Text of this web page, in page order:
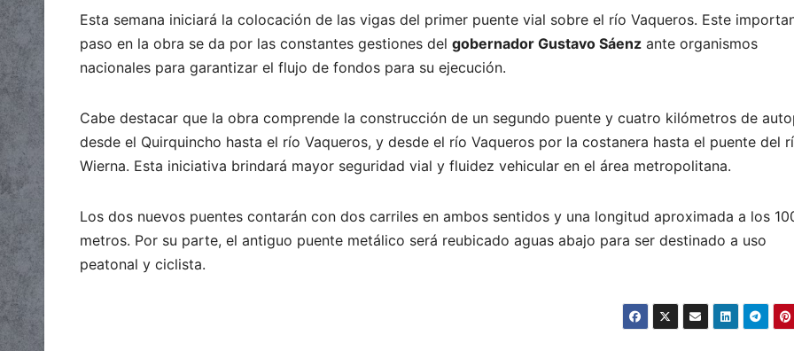
Esta semana iniciará la colocación de las vigas del primer puente vial sobre el río Vaqueros. Este
paso en la obra se da por las constantes gestiones del gobernador Gustavo Sáenz ante organismos
nacionales para garantizar el flujo de fondos para su ejecución.
Cabe destacar que la obra comprende la construcción de un segundo puente y cuatro kilómetros de
desde el Quirquincho hasta el río Vaqueros, y desde el río Vaqueros por la costanera hasta el puente del
Wierna. Esta iniciativa brindará mayor seguridad vial y fluidez vehicular en el área metropolitana.
Los dos nuevos puentes contarán con dos carriles en ambos sentidos y una longitud aproximada a los
metros. Por su parte, el antiguo puente metálico será reubicado aguas abajo para ser destinado a uso
peatonal y ciclista.